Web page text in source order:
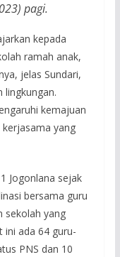
pagi.
kepada
ramah anak,
jelas Sundari,
lingkungan.
kemajuan
kerjasama yang
Jogonlana sejak
bersama guru
sekolah yang
ini ada 64 guru-
PNS dan 10